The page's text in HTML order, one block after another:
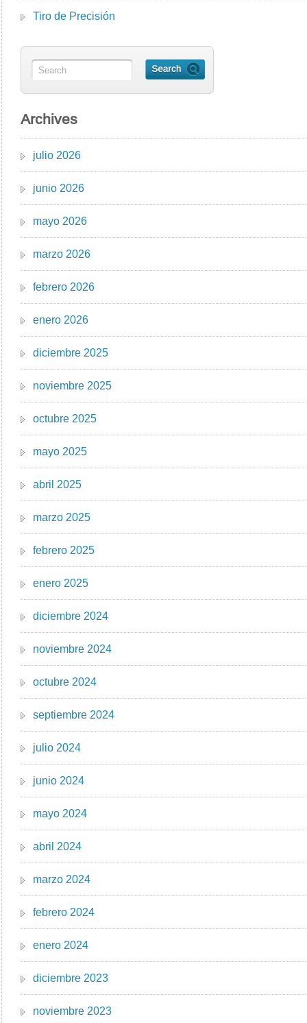
Tiro de Precisión
Archives
julio 2026
junio 2026
mayo 2026
marzo 2026
febrero 2026
enero 2026
diciembre 2025
noviembre 2025
octubre 2025
mayo 2025
abril 2025
marzo 2025
febrero 2025
enero 2025
diciembre 2024
noviembre 2024
octubre 2024
septiembre 2024
julio 2024
junio 2024
mayo 2024
abril 2024
marzo 2024
febrero 2024
enero 2024
diciembre 2023
noviembre 2023